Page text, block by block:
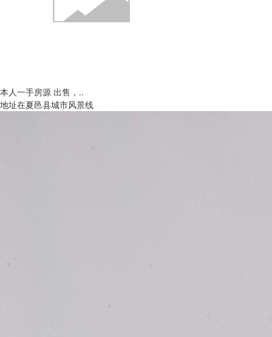
本人一手房源 出售，..
地址在夏邑县城市风景线